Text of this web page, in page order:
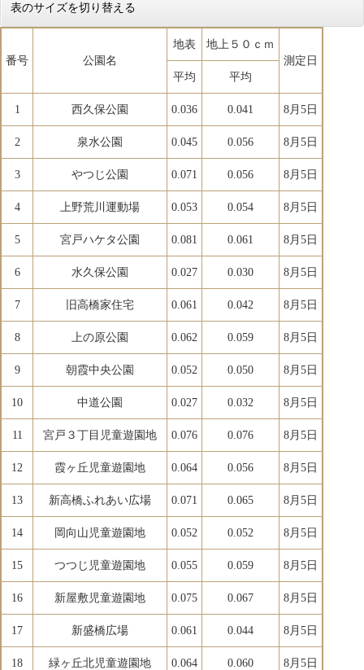
表のサイズを切り替える
番号 公園名
地表
地上５０ｃｍ
測定日
平均
平均
1 西久保公園 0.036 0.041 8月5日
2 泉水公園 0.045 0.056 8月5日
3 やつじ公園 0.071 0.056 8月5日
4 上野荒川運動場 0.053 0.054 8月5日
5 宮戸ハケタ公園 0.081 0.061 8月5日
6 水久保公園 0.027 0.030 8月5日
7 旧高橋家住宅 0.061 0.042 8月5日
8 上の原公園 0.062 0.059 8月5日
9 朝霞中央公園 0.052 0.050 8月5日
10 中道公園 0.027 0.032 8月5日
11 宮戸３丁目児童遊園地 0.076 0.076 8月5日
12 霞ヶ丘児童遊園地 0.064 0.056 8月5日
13 新高橋ふれあい広場 0.071 0.065 8月5日
14 岡向山児童遊園地 0.052 0.052 8月5日
15 つつじ児童遊園地 0.055 0.059 8月5日
16 新屋敷児童遊園地 0.075 0.067 8月5日
17 新盛橋広場 0.061 0.044 8月5日
18 緑ヶ丘北児童遊園地 0.064 0.060 8月5日